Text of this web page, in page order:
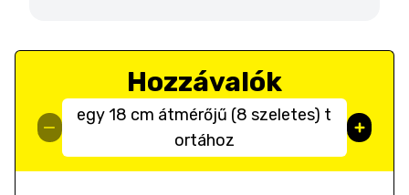
Hozzávalók
egy 18 cm átmérőjű (8 szeletes) t
ortához